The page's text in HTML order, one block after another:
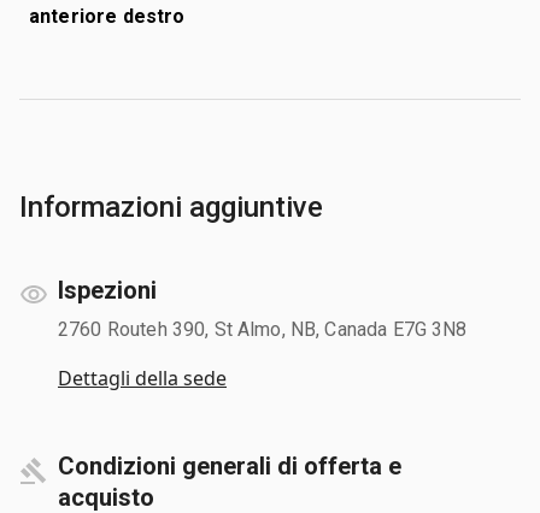
anteriore destro
Informazioni aggiuntive
Ispezioni
2760 Routeh 390, St Almo, NB, Canada E7G 3N8
Dettagli della sede
Condizioni generali di offerta e
acquisto